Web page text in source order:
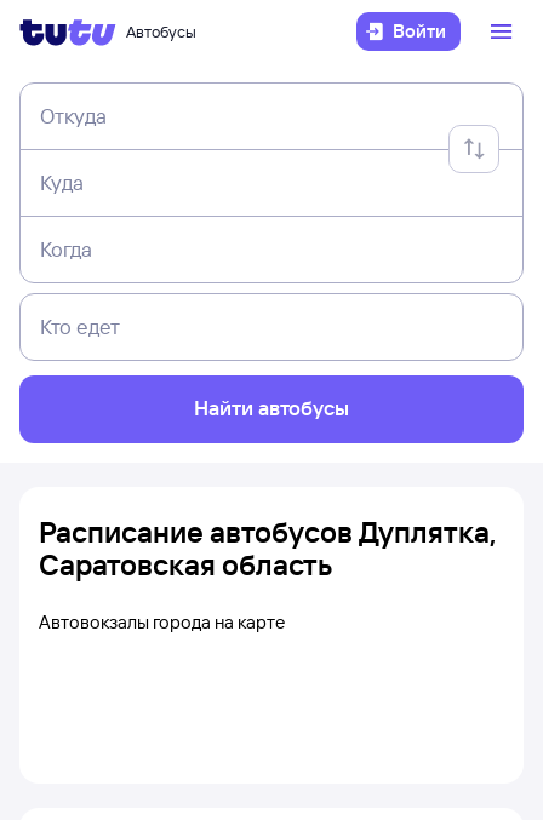
Автобусы Войти
Откуда
Куда
Когда
Кто едет
Найти автобусы
Расписание автобусов Дуплятка,
Саратовская область
Автовокзалы города на карте